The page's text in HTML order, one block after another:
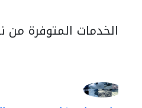
الخدمات المتوفرة